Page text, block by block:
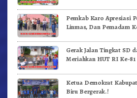
Pemkab Karo Apresiasi
Linmas, Dan Pemadam
Gerak Jalan Tingkat SD
Meriahkan HUT RI Ke-
Ketua Demokrat
Biru Bergerak.!